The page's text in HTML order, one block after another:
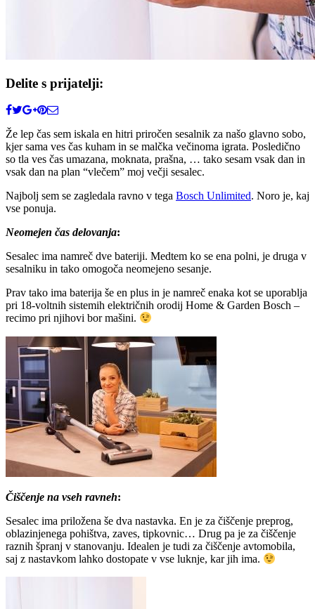
Delite s prijatelji:
Že lep čas sem iskala en hitri priročen sesalnik za našo glavno sobo,
kjer sama ves čas kuham in se malčka večinoma igrata. Posledično
so tla ves čas umazana, moknata, prašna, … tako sesam vsak dan in
vsak dan na plan “vlečem” moj večji sesalec.
Najbolj sem se zagledala ravno v tega Bosch Unlimited. Noro je, kaj
vse ponuja.
Neomejen čas delovanja:
Sesalec ima namreč dve bateriji. Medtem ko se ena polni, je druga v
sesalniku in tako omogoča neomejeno sesanje.
Prav tako ima baterija še en plus in je namreč enaka kot se uporablja
pri 18-voltnih sistemih električnih orodij Home & Garden Bosch –
recimo pri njihovi bor mašini.
Čiščenje na vseh ravneh:
Sesalec ima priložena še dva nastavka. En je za čiščenje preprog,
oblazinjenega pohištva, zaves, tipkovnic… Drug pa je za čiščenje
raznih špranj v stanovanju. Idealen je tudi za čiščenje avtomobila,
saj z nastavkom lahko dostopate v vse luknje, kar jih ima.